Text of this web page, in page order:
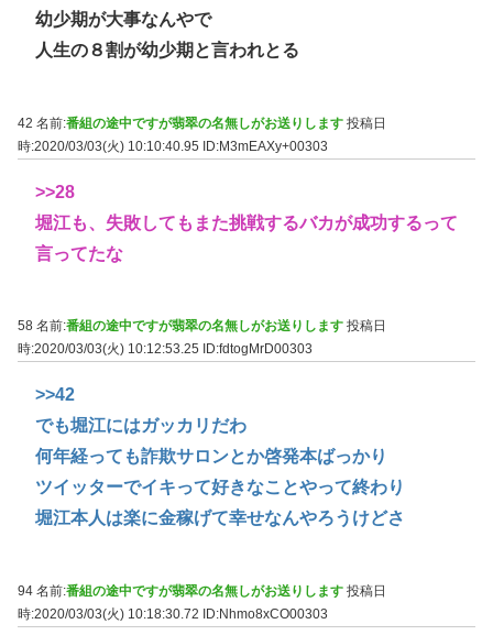
幼少期が大事なんやで
人生の８割が幼少期と言われとる
42 名前:番組の途中ですが翡翠の名無しがお送りします 投稿日
時:2020/03/03(火) 10:10:40.95 ID:M3mEAXy+00303
>>28
堀江も、失敗してもまた挑戦するバカが成功するって
言ってたな
58 名前:番組の途中ですが翡翠の名無しがお送りします 投稿日
時:2020/03/03(火) 10:12:53.25
ID:fdtogMrD00303
>>42
でも堀江にはガッカリだわ
何年経っても詐欺サロンとか啓発本ばっかり
ツイッターでイキって好きなことやって終わり
堀江本人は楽に金稼げて幸せなんやろうけどさ
94 名前:番組の途中ですが翡翠の名無しがお送りします 投稿日
時:2020/03/03(火) 10:18:30.72
ID:Nhmo8xCO00303